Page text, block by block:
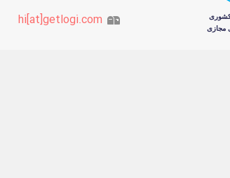
hi[at]getlogi.com